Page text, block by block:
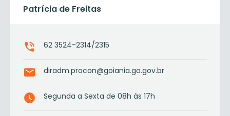
Patrícia de Freitas
62 3524-2314/2315
diradm.procon@goiania.go.gov.br
Segunda a Sexta de 08h às 17h